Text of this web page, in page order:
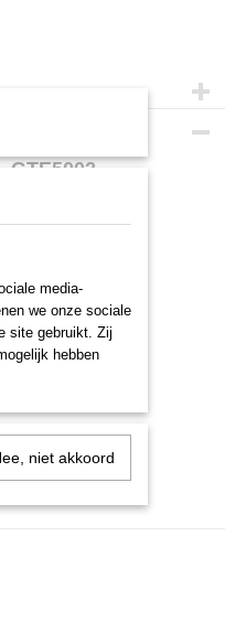
GTE5002
media-
we onze sociale
site gebruikt. Zij
hebben
niet akkoord